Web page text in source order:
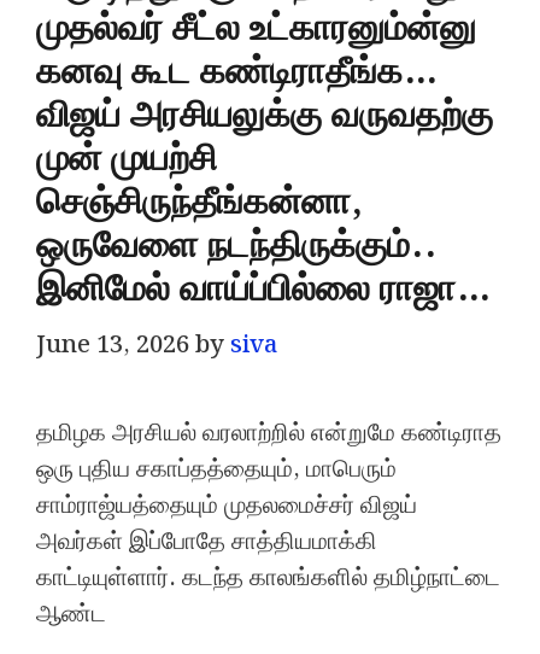
முதல்வர் சீட்ல உட்காரனும்ன்னு
கனவு கூட கண்டிராதீங்க…
விஜய் அரசியலுக்கு வருவதற்கு
முன் முயற்சி
செஞ்சிருந்தீங்கன்னா,
ஒருவேளை நடந்திருக்கும்..
இனிமேல் வாய்ப்பில்லை ராஜா…
June 13, 2026bysiva
தமிழக அரசியல் வரலாற்றில் என்றுமே கண்டிராத
ஒரு புதிய சகாப்தத்தையும், மாபெரும்
சாம்ராஜ்யத்தையும் முதலமைச்சர் விஜய்
அவர்கள் இப்போதே சாத்தியமாக்கி
காட்டியுள்ளார். கடந்த காலங்களில் தமிழ்நாட்டை
ஆண்ட